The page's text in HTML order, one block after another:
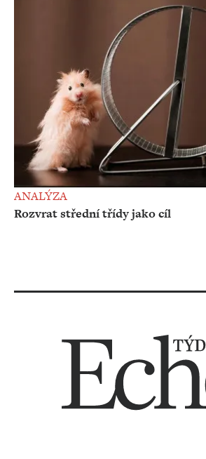
ANALÝZA
Rozvrat střední třídy jako cíl